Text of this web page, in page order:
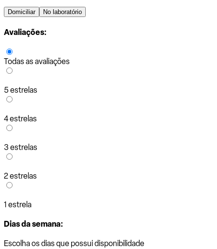
Domiciliar No laboratório
Avaliações:
Todas as avaliações
5 estrelas
4 estrelas
3 estrelas
2 estrelas
1 estrela
Dias da semana:
Escolha os dias que possui disponibilidade